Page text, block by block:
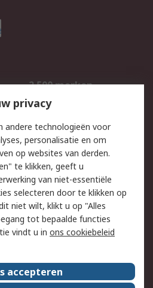
2.500 merken
Inkoopoplossingen
Email veiligheid
Websitevoorwaarden
privacy
andere technologieën voor
personalisatie en om
op websites van derden.
te klikken, geeft u
van niet-essentiële
selecteren door te klikken op
niet wilt, klikt u op "Alles
tot bepaalde functies
vindt u in ons cookiebeleid
accepteren